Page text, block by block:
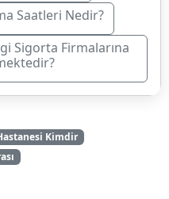
Saatleri Nedir?
Sigorta Firmalarına
Kimdir